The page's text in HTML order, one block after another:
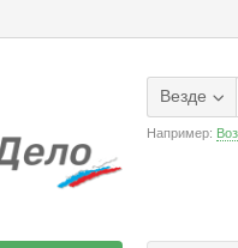
Везде
Например: